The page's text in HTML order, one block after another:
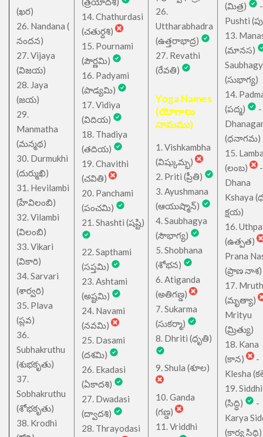
(ఖర)
26. Nandana (
నందన)
27. Vijaya
(విజయ)
28. Jaya
(జయ)
29.
Manmatha
(మన్మథ)
30. Durmukhi
(దుర్ముఖి)
31. Hevilambi
(హేవిలంబి)
32. Vilambi
(విలంబి)
33. Vikari
(వికారి)
34. Sarvari
(శార్వరి)
35. Plava
(ప్లవ)
36.
Subhakruthu
(శుభకృతు)
37.
Sobhakruthu
(శోభకృతు)
38. Krodhi
14. Chathurdasi
(చతుర్దశి)
15. Pournami
(పౌర్ణమి)
16. Padyami
(పాడ్యమి)
17. Vidiya
(విదియ)
18. Thadiya
(తదియ)
19. Chavithi
(చవితి)
20. Panchami
(పంచమి)
21. Shashti (షష్టి)
22. Sapthami
(సప్తమి)
23. Ashtami
(అష్టమి)
24. Navami
(నవమి)
25. Dasami
(దశమి)
26. Ekadasi
(ఏకాదశి)
27. Dwadasi
(ద్వాదశి)
28. Thrayodasi
26.
Uttharabhadra
(ఉత్తరాభాద్ర)
27. Revathi
(రేవతి)
Yoga Names
(యోగాలు
నామము)
1. Vishkambha
(విష్కుమ్భ)
2. Priti (ప్రీతి)
3. Ayushmana
(ఆయుష్మాన్)
4. Saubhagya
(సౌభాగ్య)
5. Shobhana
(శోభన)
6. Atiganda
(అతిగణ్డ)
7. Sukarma
(సుకర్మా)
8. Dhriti (ధృతి)
9. Shula (శూల)
10. Ganda
(గణ్డ)
11. Vriddhi
(మిత్ర)
-
Pushti
13.
(మానస)
(సుభాగ్య)
14.
(పద్మ)
-
(ధనాగమ)
15.
(లంబ)
-
Dhana
Kshaya
క్షయ)
16.
(ఉత్పత)
Prana
(ప్రాణ నాశ)
17.
(మృత్యా)
Mrityu
(మ్రిత్యు)
18. Kana
(కాన)
-
Klesha
19. Siddhi
(సిద్ధి)
-
Karya
(కార్య సిద్ధి)